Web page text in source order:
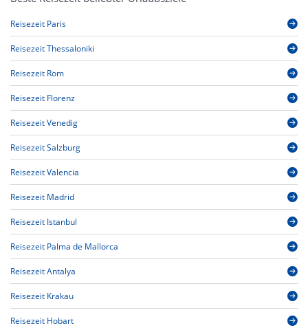
Reisezeit Paris
Reisezeit Thessaloniki
Reisezeit Rom
Reisezeit Florenz
Reisezeit Venedig
Reisezeit Salzburg
Reisezeit Valencia
Reisezeit Madrid
Reisezeit Istanbul
Reisezeit Palma de Mallorca
Reisezeit Antalya
Reisezeit Krakau
Reisezeit Hobart